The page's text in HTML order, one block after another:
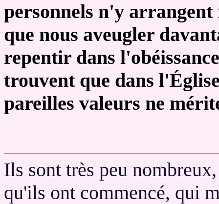
personnels n'y
que nous aveugler
repentir dans
trouvent que dans
pareilles valeurs ne
Ils sont très peu
qu'ils ont commencé, qui